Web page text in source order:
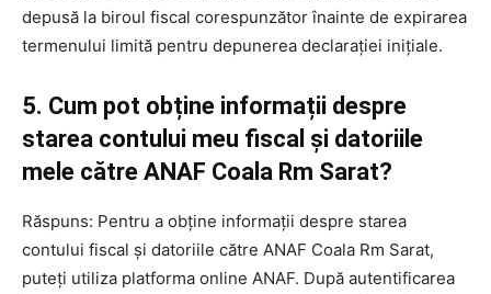
depusă la biroul fiscal corespunzător înainte de expirarea
termenului limită pentru depunerea declarației inițiale.
5. Cum pot obține informații despre
starea contului meu fiscal și datoriile
mele către ANAF Coala Rm Sarat?
Răspuns: Pentru a obține informații despre starea
contului fiscal și datoriile către ANAF Coala Rm Sarat,
puteți utiliza platforma online ANAF. După autentificarea